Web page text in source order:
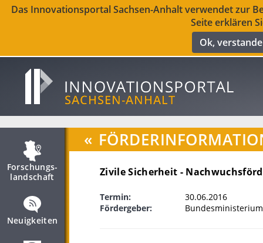
Das Innovationsportal Sachsen-Anhalt verwendet zur
Seite erklären
Ok,
Forschungs­
landschaft
Neuigkeiten
«
Zivile Sicherheit -
Termin:
30.06.2016
Fördergeber: